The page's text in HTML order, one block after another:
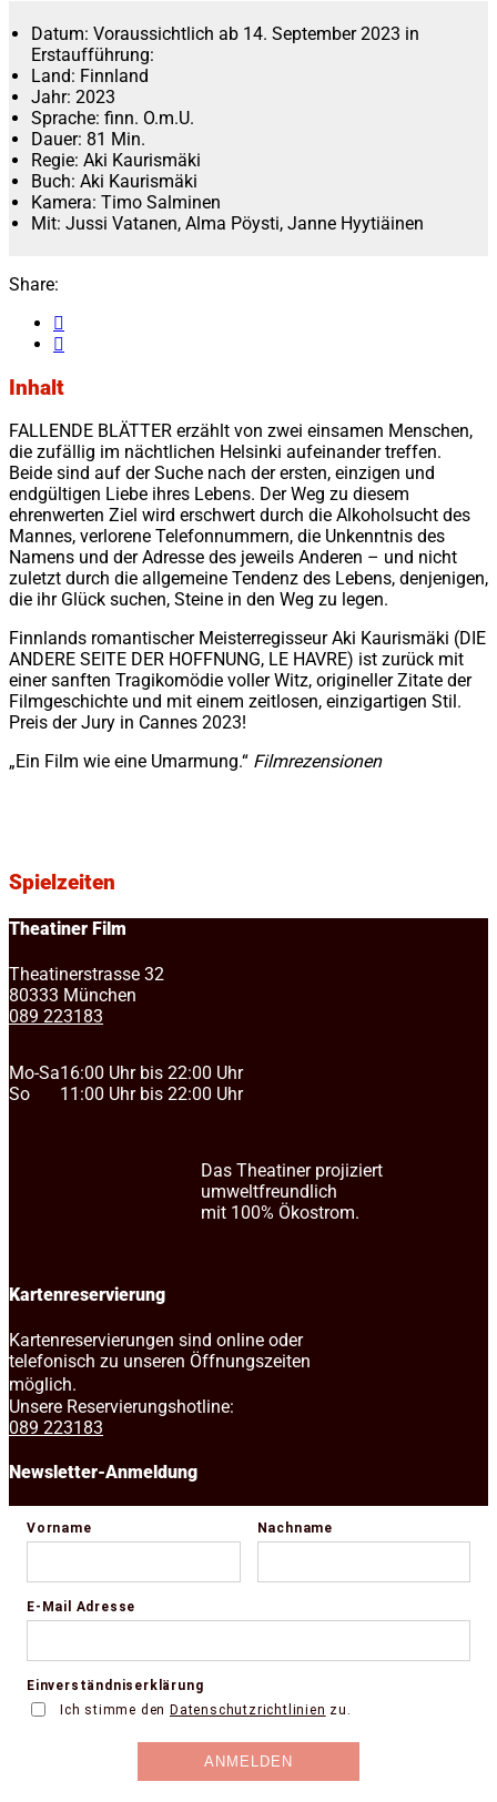
Datum: Voraussichtlich ab 14. September 2023 in
Erstaufführung:
Land: Finnland
Jahr: 2023
Sprache: finn. O.m.U.
Dauer: 81 Min.
Regie: Aki Kaurismäki
Buch: Aki Kaurismäki
Kamera: Timo Salminen
Mit: Jussi Vatanen, Alma Pöysti, Janne Hyytiäinen
Share:
Inhalt
FALLENDE BLÄTTER erzählt von zwei einsamen Menschen,
die zufällig im nächtlichen Helsinki aufeinander treffen.
Beide sind auf der Suche nach der ersten, einzigen und
endgültigen Liebe ihres Lebens. Der Weg zu diesem
ehrenwerten Ziel wird erschwert durch die Alkoholsucht des
Mannes, verlorene Telefonnummern, die Unkenntnis des
Namens und der Adresse des jeweils Anderen – und nicht
zuletzt durch die allgemeine Tendenz des Lebens, denjenigen,
die ihr Glück suchen, Steine in den Weg zu legen.
Finnlands romantischer Meisterregisseur Aki Kaurismäki (DIE
ANDERE SEITE DER HOFFNUNG, LE HAVRE) ist zurück mit
einer sanften Tragikomödie voller Witz, origineller Zitate der
Filmgeschichte und mit einem zeitlosen, einzigartigen Stil.
Preis der Jury in Cannes 2023!
„Ein Film wie eine Umarmung.“ Filmrezensionen
Spielzeiten
Theatiner Film
Theatinerstrasse 32
80333 München
089 223183
Mo-Sa
So
16:00 Uhr bis 22:00 Uhr
11:00 Uhr bis 22:00 Uhr
Das Theatiner projiziert
umweltfreundlich
mit 100% Ökostrom.
Kartenreservierung
Kartenreservierungen sind online oder
telefonisch zu unseren Öffnungszeiten
möglich.
Unsere Reservierungshotline:
089 223183
Newsletter-Anmeldung